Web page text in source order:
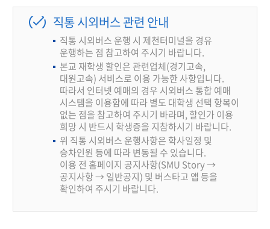
직통 시외버스 관련 안내
직통 시외버스 운행 시 제천터미널을 경유
운행하는 점 참고하여 주시기 바랍니다.
본교 재학생 할인은 관련업체(경기고속,
대원고속) 서비스로 이용 가능한 사항입니다.
따라서 인터넷 예매의 경우 시외버스 통합 예매
시스템을 이용함에 따라 별도 대학생 선택 항목이
없는 점을 참고하여 주시기 바라며, 할인가 이용
희망 시 반드시 학생증을 지참하시기 바랍니다.
위 직통 시외버스 운행사항은 학사일정 및
승차인원 등에 따라 변동될 수 있습니다.
이용 전 홈페이지 공지사항(SMU Story →
공지사항 → 일반공지) 및 버스타고 앱 등을
확인하여 주시기 바랍니다.